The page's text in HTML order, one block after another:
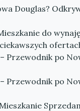
Douglas?
do
Przewodnik po
Przewodnik po